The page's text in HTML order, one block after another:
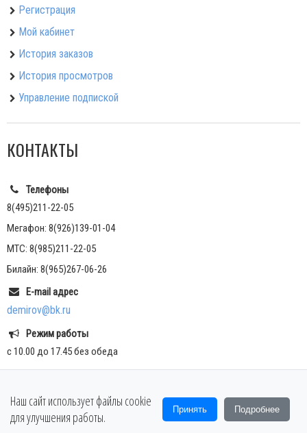
Регистрация
Мой кабинет
История заказов
История просмотров
Управление подпиской
КОНТАКТЫ
Телефоны
8(495)211-22-05
Мегафон: 8(926)139-01-04
МТС: 8(985)211-22-05
Билайн: 8(965)267-06-26
E-mail адрес
demirov@bk.ru
Режим работы
с 10.00 до 17.45 без обеда
Copyright © 2018
g
Наш сайт использует файлы cookie
для улучшения работы.
Принять Подробнее